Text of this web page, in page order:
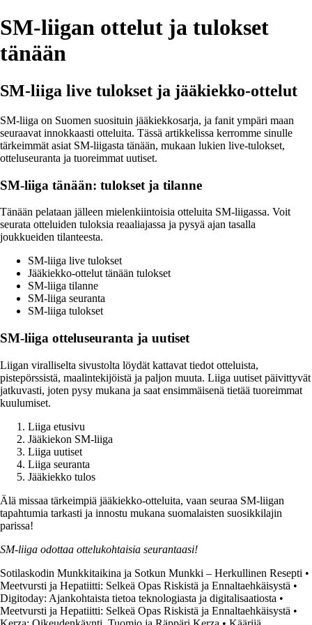
SM-liigan ottelut ja tulokset
tänään
SM-liiga live tulokset ja jääkiekko-ottelut
SM-liiga on Suomen suosituin jääkiekkosarja, ja fanit ympäri maan
seuraavat innokkaasti otteluita. Tässä artikkelissa kerromme sinulle
tärkeimmät asiat SM-liigasta tänään, mukaan lukien live-tulokset,
otteluseuranta ja tuoreimmat uutiset.
SM-liiga tänään: tulokset ja tilanne
Tänään pelataan jälleen mielenkiintoisia otteluita SM-liigassa. Voit
seurata otteluiden tuloksia reaaliajassa ja pysyä ajan tasalla
joukkueiden tilanteesta.
SM-liiga live tulokset
Jääkiekko-ottelut tänään tulokset
SM-liiga tilanne
SM-liiga seuranta
SM-liiga tulokset
SM-liiga otteluseuranta ja uutiset
Liigan viralliselta sivustolta löydät kattavat tiedot otteluista,
pistepörssistä, maalintekijöistä ja paljon muuta. Liiga uutiset päivittyvät
jatkuvasti, joten pysy mukana ja saat ensimmäisenä tietää tuoreimmat
kuulumiset.
Liiga etusivu
Jääkiekon SM-liiga
Liiga uutiset
Liiga seuranta
Jääkiekko tulos
Älä missaa tärkeimpiä jääkiekko-otteluita, vaan seuraa SM-liigan
tapahtumia tarkasti ja innostu mukana suomalaisten suosikkilajin
parissa!
SM-liiga odottaa ottelukohtaisia seurantaasi!
Sotilaskodin Munkkitaikina ja Sotkun Munkki – Herkullinen Resepti •
Meetvursti ja Hepatiitti: Selkeä Opas Riskistä ja Ennaltaehkäisystä •
Digitoday: Ajankohtaista tietoa teknologiasta ja digitalisaatiosta •
Meetvursti ja Hepatiitti: Selkeä Opas Riskistä ja Ennaltaehkäisystä •